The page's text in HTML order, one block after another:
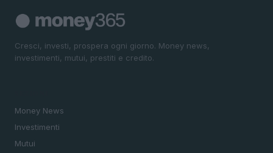
Cresci, investi, prospera ogni giorno. Money news,
investimenti, mutui, prestiti e credito.
Money News
Investimenti
Mutui